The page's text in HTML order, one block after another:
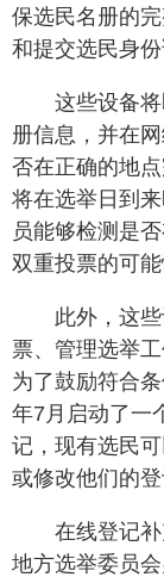
保选民名册的
和提交选民身份
这些设备
册信息，并在
否在正确的地
将在选举日到
员能够检测是
双重投票的可能
此外，这
票、管理选举
为了鼓励符合
年7月启动了一
记，现有选民
或修改他们的登
在线登记
地方选举委员